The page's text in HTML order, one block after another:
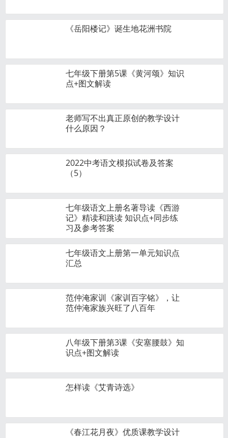
《岳阳楼记》诞生地花洲书院
七年级下册第5课《黄河颂》知识
点+图文解读
老师写不出真正原创的教学设计
什么原因？
2022中考语文模拟试卷及答案
（5）
七年级语文上册名著导读《西游
记》精读和跳读 知识点+同步练
习及参考答案
七年级语文上册第一单元知识点
汇总
范仲淹家训《家训百字铭》，让
范仲淹家族兴旺了八百年
八年级下册第3课《安塞腰鼓》知
识点+图文解读
怎样读《艾青诗选》
《春江花月夜》优质课教学设计